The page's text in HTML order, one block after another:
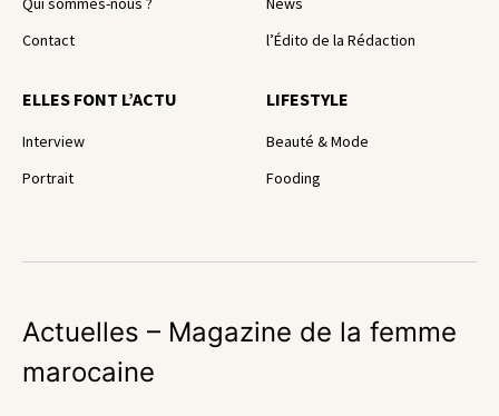
Contact
l’Édito de la Rédaction
ELLES FONT L’ACTU
Interview
Portrait
LIFESTYLE
Beauté & Mode
Fooding
Actuelles – Magazine de la femme
marocaine